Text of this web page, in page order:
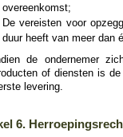
overeenkomst;
De vereisten voor
duur heeft van meer dan
de ondernemer
of diensten is
levering.
6.